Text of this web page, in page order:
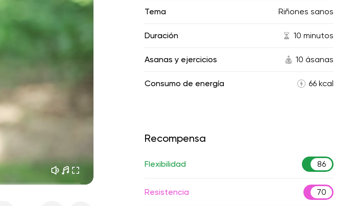
01:44
02:00
02:00
Tema Riñones sanos
Duración 10 minutos
Asanas y ejercicios 10 ásanas
Consumo de energía 66 kcal
Recompensa
Flexibilidad 86
Resistencia 70